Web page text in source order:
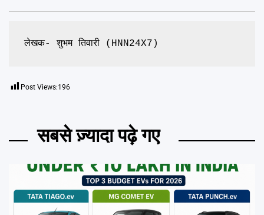
लेखक- शुभम तिवारी (HNN24X7)
Post Views:196
सबसे ज़्यादा पढ़े गए